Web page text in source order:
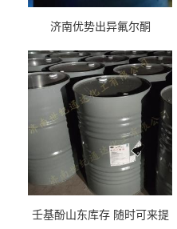
济南优势出异氟尔酮
壬基酚山东库存 随时可来提